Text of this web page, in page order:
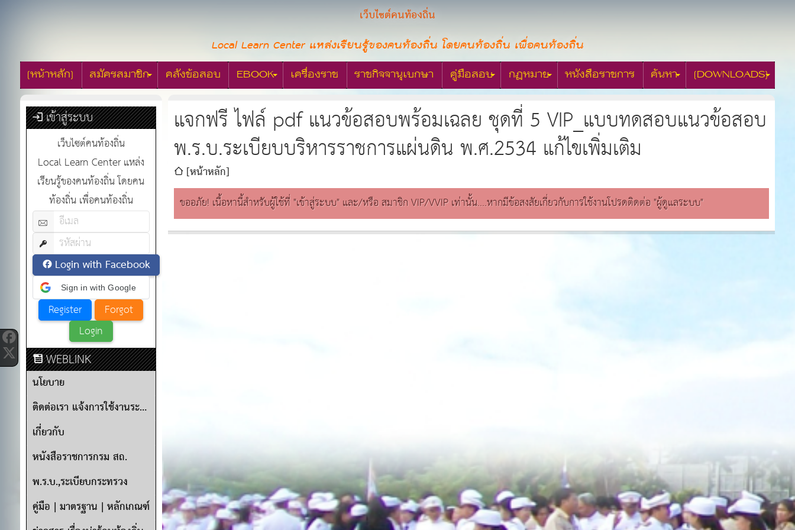
เว็บไซต์คนท้องถิ่น
Local Learn Center แหล่งเรียนรู้ของคนท้องถิ่น โดยคนท้องถิ่น เพื่อคนท้องถิ่น
[หน้าหลัก] สมัครสมาชิก คลังข้อสอบ EBOOK เครื่องราช ราชกิจจานุเบกษา คู่มือสอบ กฎหมาย หนังสือราชการ ค้นหา [DOWNLOADS]
เข้าสู่ระบบ
เว็บไซต์คนท้องถิ่น
Local Learn Center แหล่ง
เรียนรู้ของคนท้องถิ่น โดยคน
ท้องถิ่น เพื่อคนท้องถิ่น
Login with Facebook
Sign in with Google
WEBLINK
นโยบาย
ติดต่อเรา แจ้งการใช้งานระบบ
เกี่ยวกับ
หนังสือราชการกรม สถ.
พ.ร.บ.,ระเบียบกระทรวง
คู่มือ | มาตรฐาน | หลักเกณฑ์
แจกฟรี ไฟล์ pdf แนวข้อสอบพร้อมเฉลย ชุดที่ 5 VIP_แบบทดสอบแนวข้อสอบ
พ.ร.บ.ระเบียบบริหารราชการแผ่นดิน พ.ศ.2534 แก้ไขเพิ่มเติม
[หน้าหลัก]
ขออภัย! เนื้อหานี้สำหรับผู้ใช้ที่ "เข้าสู่ระบบ" และ/หรือ สมาชิก VIP/VVIP เท่านั้น....หากมีข้อสงสัยเกี่ยวกับการใช้งานโปรดติดต่อ "ผู้ดูแลระบบ"